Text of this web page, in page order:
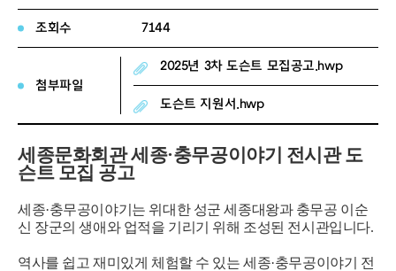
조회수 7144
첨부파일
2025년 3차 도슨트 모집공고.hwp
도슨트 지원서.hwp
세종문화회관 세종·충무공이야기 전시관 도
슨트 모집 공고
세종·충무공이야기는 위대한 성군 세종대왕과 충무공 이순
신 장군의 생애와 업적을 기리기 위해 조성된 전시관입니다.
역사를 쉽고 재미있게 체험할 수 있는 세종·충무공이야기 전